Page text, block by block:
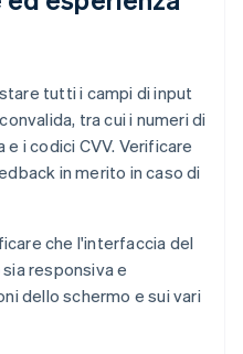
tutti i campi di input
tra cui i numeri di
i codici CVV. Verificare
in merito in caso di
che l'interfaccia del
sia responsiva e
dello schermo e sui vari